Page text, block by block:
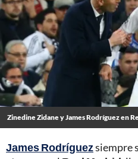
Zinedine Zidane y James Rodríguez en
James Rodríguezsiempre